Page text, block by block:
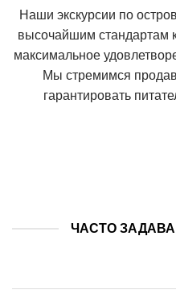
Наши экскурсии по
высочайшим стандартам
максимальное
Мы стремимся
гарантировать
ЧАСТО